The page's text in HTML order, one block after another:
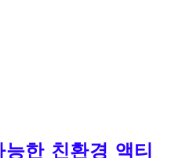
한 친환경 액티